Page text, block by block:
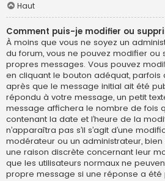
Haut
Comment puis-je modifier ou
À moins que vous ne soyez un
du forum, vous ne pouvez modifier ou
propres messages. Vous pouvez
en cliquant le bouton adéquat, parfois
après que le message initial ait été
répondu à votre message, un petit
message affichera le nombre de fois
contenant la date et l’heure de la
n’apparaîtra pas s’il s’agit d’une
modérateur ou un administrateur, bien
une raison discrète concernant leur
que les utilisateurs normaux ne
propre message si une réponse a été